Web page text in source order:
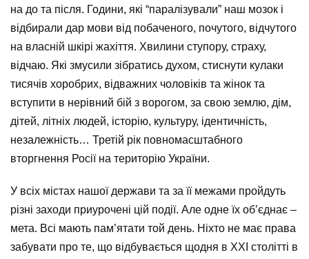
на до та після. Години, які “паралізували” наш мозок і
відбирали дар мови від побаченого, почутого, відчутого
на власній шкірі жахіття. Хвилини ступору, страху,
відчаю. Які змусили зібратись духом, стиснути кулаки
тисячів хоробрих, відважних чоловіків та жінок та
вступити в нерівний бій з ворогом, за свою землю, дім,
дітей, літніх людей, історію, культуру, ідентичність,
незалежність… Третій рік повномасштабного
вторгнення Росії на територію України.
У всіх містах нашої держави та за її межами пройдуть
різні заходи приурочені цій події. Але одне їх об’єднає –
мета. Всі мають пам’ятати той день. Ніхто не має права
забувати про те, що відбувається щодня в XXI столітті в